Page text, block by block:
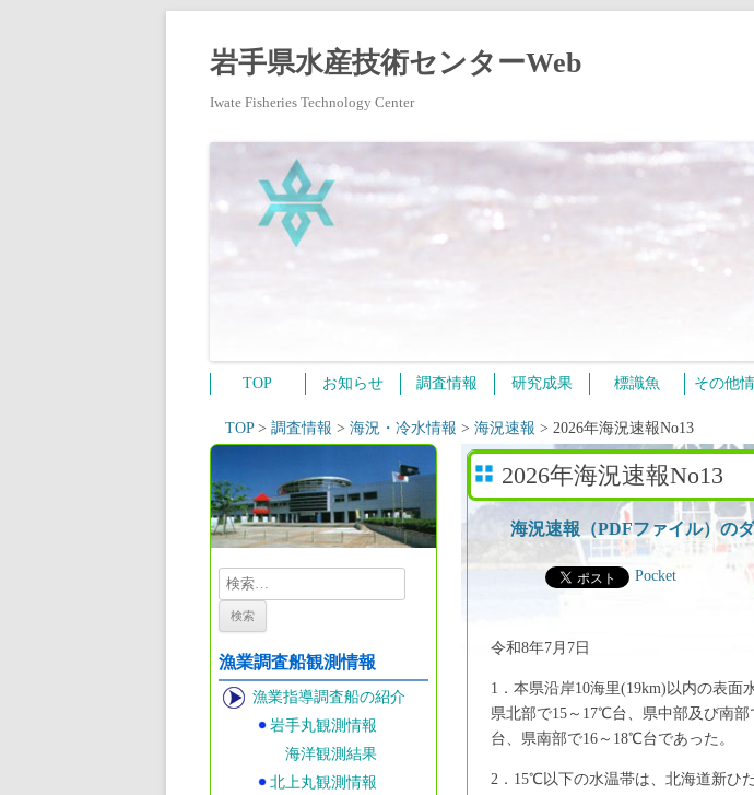
岩手県水産技術センターWeb
Iwate Fisheries Technology Center
コ
ン
へ
ッ
プ
TOP お知らせ 調査情報 研究成果 標識魚 その他
TOP> 調査情報 > 海況・冷水情報 > 海況速報 > 2026年海況速報No13
検
索:
漁業調査船観測情報
漁業指導調査船の紹介
岩手丸観測情報
海洋観測結果
北上丸観測情報
2026年海況速報No13
海況速報（PDFファイル）の
Pocket
令和8年7月7日
1．本県沿岸10海里(19km)以内の表面
県北部で15～17℃台、県中部及び南
台、県南部で16～18℃台であった。
2．15℃以下の水温帯は、北海道新ひ